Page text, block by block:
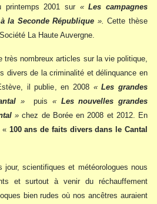
printemps 2001 sur «Les campagnes
la Seconde République ».Cette thèse
La Haute Auvergne.
très nombreux articles sur la vie politique,
divers de la criminalité et délinquance en
il publie, en 2008 «Les grandes
» puis « Les nouvelles grandes
»chez de Borée en 2008 et 2012. En
«100 ans de faits divers dans le Cantal
jour, scientifiques et météorologues nous
et surtout à venir du réchauffement
bien rudes où nos ancêtres auraient